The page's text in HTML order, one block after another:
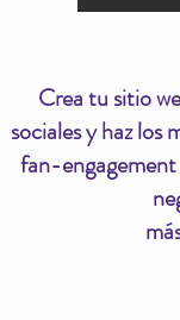
Crea tu sitio
sociales y haz los
fan-